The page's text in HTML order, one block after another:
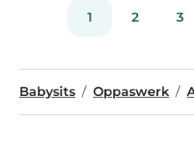
1 2 3
Babysits Oppaswerk